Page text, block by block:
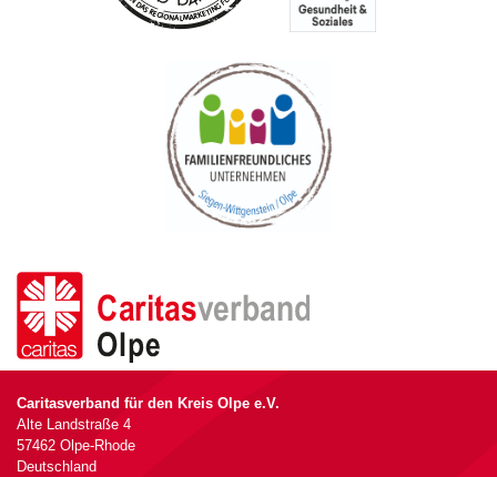
Caritasverband für den Kreis Olpe e.V.
Alte Landstraße 4
57462 Olpe-Rhode
Deutschland